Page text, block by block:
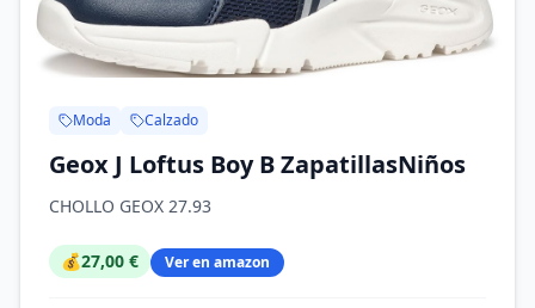
Moda Calzado
Geox J Loftus Boy B ZapatillasNiños
CHOLLO GEOX 27.93
💰27,00 € Ver en amazon